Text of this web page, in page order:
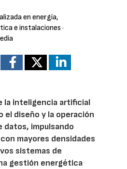
en energía,
e instalaciones ·
la inteligencia artificial
el diseño y la operación
datos, impulsando
mayores densidades
sistemas de
gestión energética